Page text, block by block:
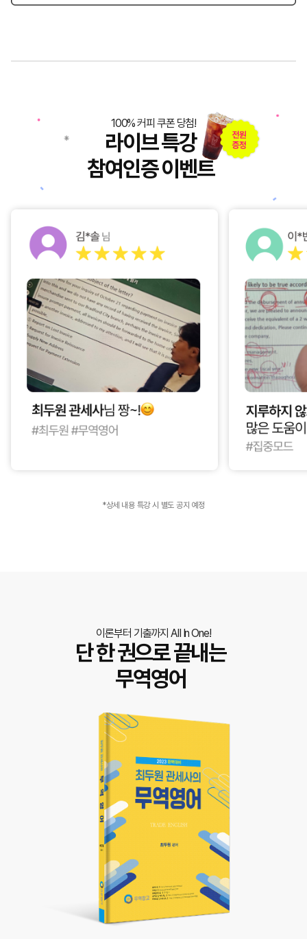
100% 커피 쿠폰 당첨!
라이브 특강
참여인증 이벤트
*상세 내용 특강 시 별도 공지 예정
이론부터 기출까지 AII In One!
단 한 권으로 끝내는
무역영어